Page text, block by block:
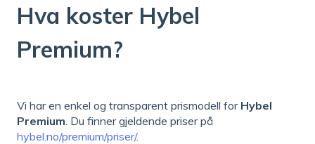
Hva koster Hybel
Premium?
Vi har en enkel og transparent prismodell for Hybel
Premium . Du finner gjeldende priser på
hybel.no/premium/priser/.